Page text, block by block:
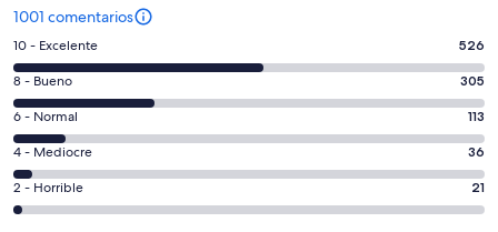
1001 comentarios
526
comentarios
de
un
total
de
1001
con
10 - Excelente 526
305
comentarios
de
un
total
de
8 - Bueno 305
113
comentarios
de
un
total
6 - Normal 113
36
comentarios
de
4 - Mediocre 36
21
comentarios
2 - Horrible 21